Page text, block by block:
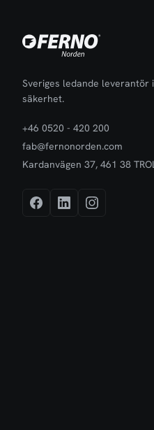
Sveriges ledande leverantör
säkerhet.
+46 0520 - 420 200
fab@fernonorden.com
Kardanvägen 37, 461 38